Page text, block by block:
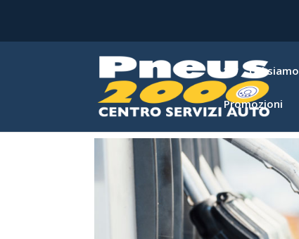
Chi siamo
Promozioni